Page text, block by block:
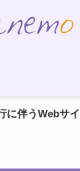
に伴うWebサ